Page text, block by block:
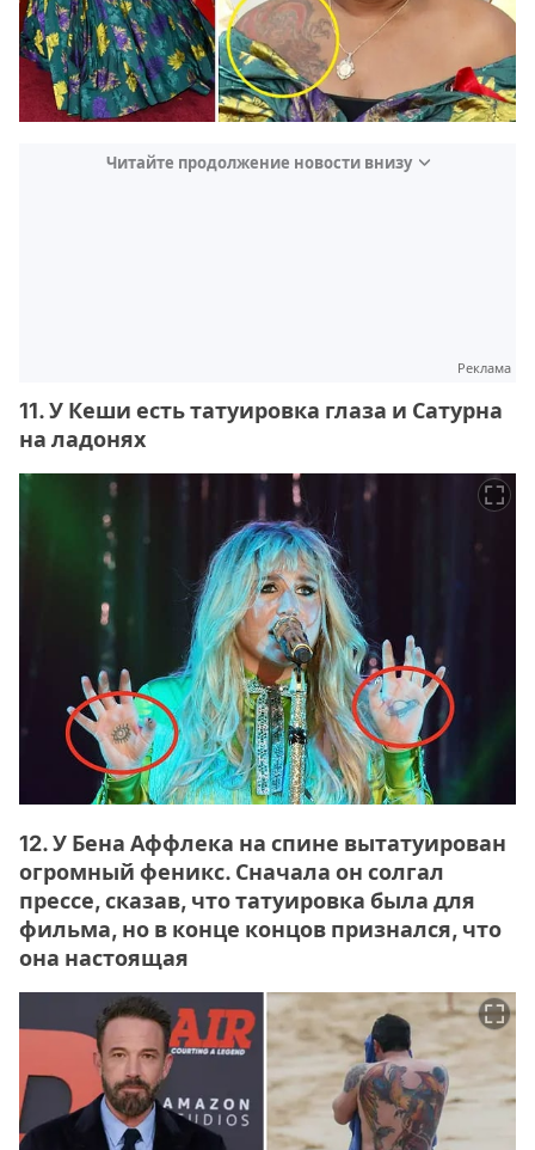
Читайте продолжение новости внизу
Реклама
11. У Кеши есть татуировка глаза и Сатурна
на ладонях
12. У Бена Аффлека на спине вытатуирован
огромный феникс. Сначала он солгал
прессе, сказав, что татуировка была для
фильма, но в конце концов признался, что
она настоящая